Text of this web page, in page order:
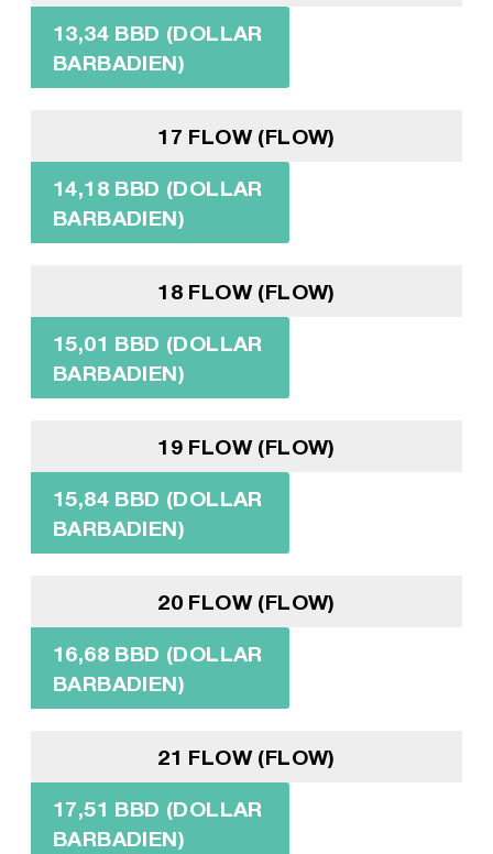
13,34 BBD (DOLLAR
BARBADIEN)
17 FLOW (FLOW)
14,18 BBD (DOLLAR
BARBADIEN)
18 FLOW (FLOW)
15,01 BBD (DOLLAR
BARBADIEN)
19 FLOW (FLOW)
15,84 BBD (DOLLAR
BARBADIEN)
20 FLOW (FLOW)
16,68 BBD (DOLLAR
BARBADIEN)
21 FLOW (FLOW)
17,51 BBD (DOLLAR
BARBADIEN)